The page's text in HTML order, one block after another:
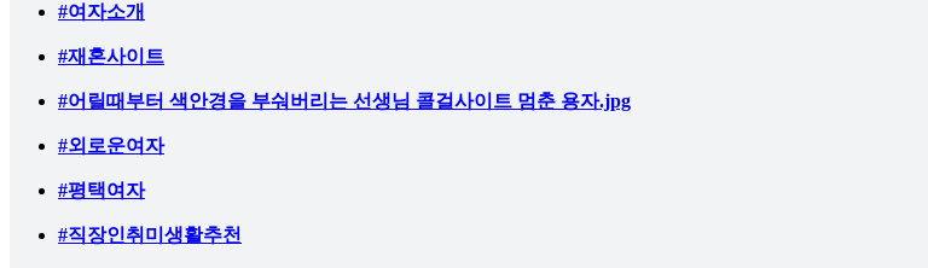
#여자소개
#재혼사이트
#어릴때부터 색안경을 부숴버리는 선생님 콜걸사이트 멈춘 용자.jpg
#외로운여자
#평택여자
#직장인취미생활추천